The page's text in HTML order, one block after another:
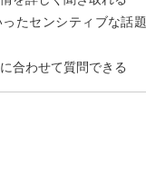
ったセンシティブな話
合わせて質問できる